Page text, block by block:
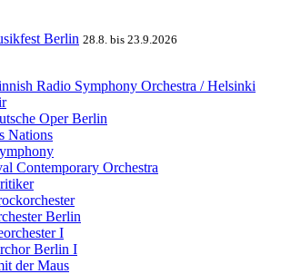
Berlin 28.8. bis 23.9.2026
Radio Symphony Orchestra / Helsinki
Oper Berlin
Nations
Contemporary Orchestra
Berlin
I
Berlin I
der Maus